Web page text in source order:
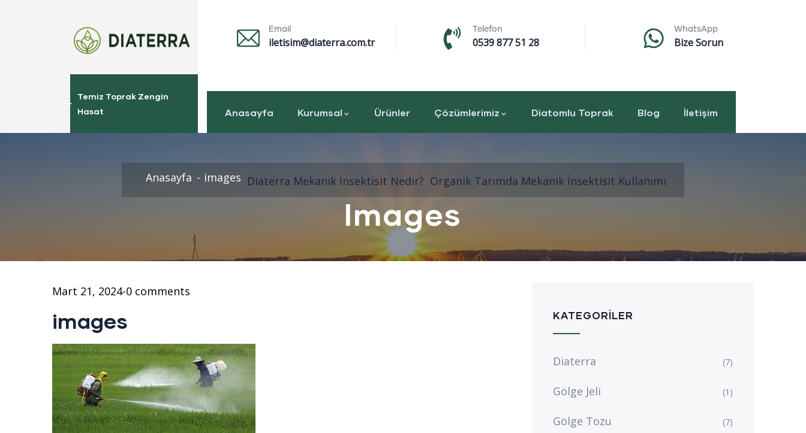
Email
iletisim@diaterra.com.tr
Telefon
0539 877 51 28
WhatsApp
Bize Sorun
Temiz Toprak Zengin
Hasat
Anasayfa Kurumsal Ürünler Çözümlerimiz Diatomlu Toprak Blog İletişim
Anasayfa Diaterra Mekanik İnsektisit Nedir? Organik Tarımda Mekanik İnsektisit Kullanımı
images
Images
Mart 21, 2024-0 comments
images KATEGORILER
Diaterra (7)
Gölge Jeli (1)
Gölge Tozu (7)